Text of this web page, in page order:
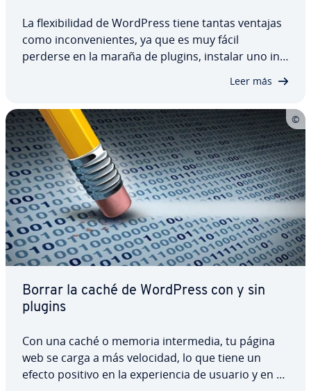
La fle­xi­bi­li­dad de WordPress tiene tantas ventajas
como in­co­n­ve­nie­n­tes, ya que es muy fácil
perderse en la maraña de plugins, instalar uno in­
cargue co­rre­c­ta­me­n­te o deje de funcionar. Ojalá
se pudiera dar marcha atrás. Aunque se…
Leer más
Borrar la caché de WordPress con y sin
plugins
Con una caché o memoria in­te­r­me­dia, tu página
web se carga a más velocidad, lo que tiene un
efecto positivo en la ex­pe­rie­n­cia de usuario y en tu